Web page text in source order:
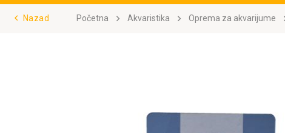
Nazad Početna Akvaristika Oprema za akvarijume